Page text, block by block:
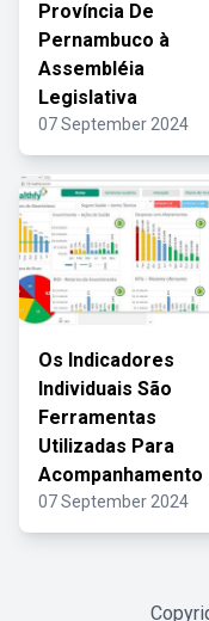
Província De
Pernambuco à
Assembléia
Legislativa
07 September 2024
Os Indicadores
Individuais São
Ferramentas
Utilizadas Para
Acompanhamento
07 September 2024